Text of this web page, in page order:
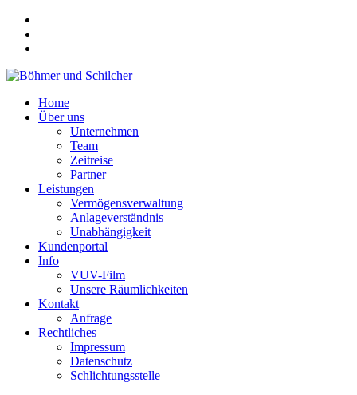
Home
Über uns
Unternehmen
Team
Zeitreise
Partner
Leistungen
Vermögensverwaltung
Anlageverständnis
Unabhängigkeit
Kundenportal
Info
VUV-Film
Unsere Räumlichkeiten
Kontakt
Anfrage
Rechtliches
Impressum
Datenschutz
Schlichtungsstelle